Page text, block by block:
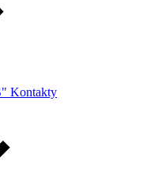
Kontakty